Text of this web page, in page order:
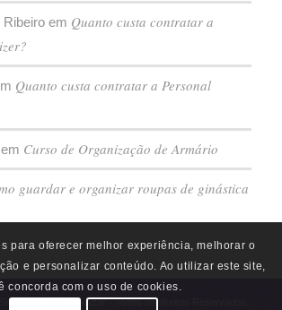
Ribeiroem Quanto custa contratar a
Quanto custa contratar a Personal
em Curso de Organização de Armário
guardar e organizar roupas de ginástica
Organizar - Todos os direitos Reservados.
para oferecer melhor experiência, melhorar o
e personalizar conteúdo. Ao utilizar este site,
concorda com o uso de cookies.